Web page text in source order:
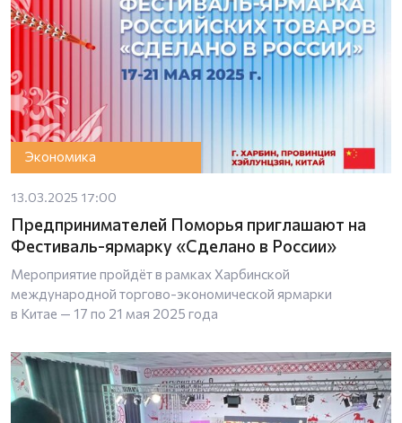
Экономика
13.03.2025 17:00
Предпринимателей Поморья приглашают на
Фестиваль-ярмарку «Сделано в России»
Мероприятие пройдёт в рамках Харбинской
международной торгово-экономической ярмарки
в Китае — 17 по 21 мая 2025 года